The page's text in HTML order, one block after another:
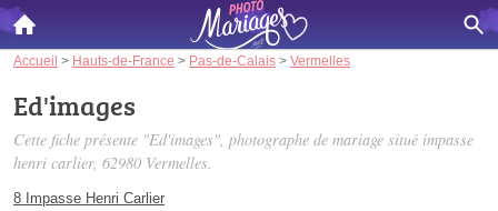
Accueil > Hauts-de-France > Pas-de-Calais > Vermelles
Ed'images
Cette fiche présente "Ed'images", photographe de mariage situé impasse
henri carlier, 62980 Vermelles.
8 Impasse Henri Carlier